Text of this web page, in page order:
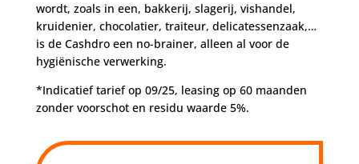
wordt, zoals in een, bakkerij, slagerij, vishandel,
kruidenier, chocolatier, traiteur, delicatessenzaak,…
is de Cashdro een no-brainer, alleen al voor de
hygiënische verwerking.
*Indicatief tarief op 09/25, leasing op 60 maanden
zonder voorschot en residu waarde 5%.